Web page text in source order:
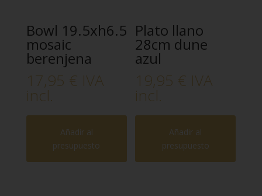
Bowl 19.5xh6.5
mosaic
berenjena
17,95 € IVA
incl.
Añadir al
presupuesto
Plato llano
28cm dune
azul
19,95 € IVA
incl.
Añadir al
presupuesto